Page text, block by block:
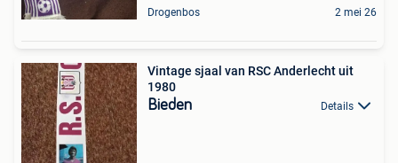
Drogenbos 2 mei 26
Vintage sjaal van RSC Anderlecht uit
1980
Bieden Details